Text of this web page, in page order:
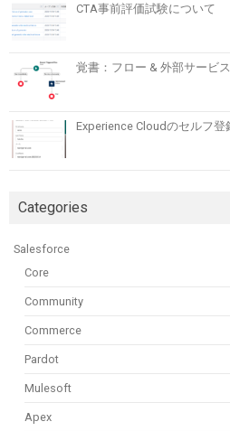
CTA事前評価試験について
覚書：フロー & 外部サービス
Experience Cloudのセルフ
Categories
Salesforce
Core
Community
Commerce
Pardot
Mulesoft
Apex